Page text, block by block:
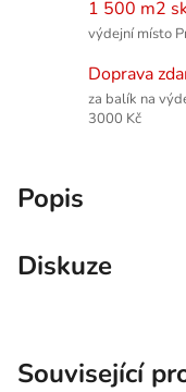
1 500 m2
výdejní místo
Doprava
za balík na
3000 Kč
Popis
Diskuze
Související